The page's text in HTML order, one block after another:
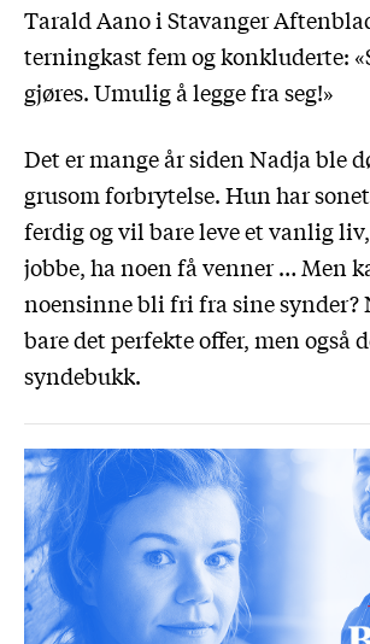
Tarald Aano i Stavanger
terningkast fem og konkluderte:
gjøres. Umulig å legge fra seg!»
Det er mange år siden Nadja ble
grusom forbrytelse. Hun har
ferdig og vil bare leve et vanlig
jobbe, ha noen få venner … Men
noensinne bli fri fra sine synder?
bare det perfekte offer, men også
syndebukk.